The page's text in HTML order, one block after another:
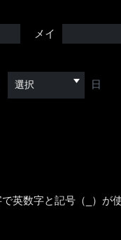
メイ
日
英数字と記号（_）が